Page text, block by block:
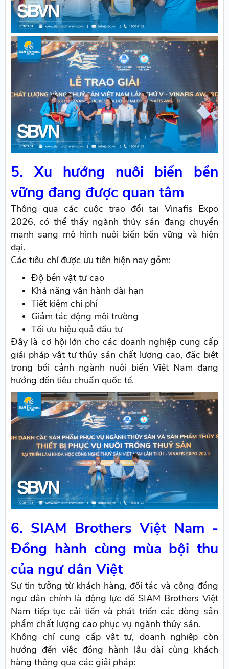
5. Xu hướng nuôi biển bền
vững đang được quan tâm
Thông qua các cuộc trao đổi tại Vinafis Expo
2026, có thể thấy ngành thủy sản đang chuyển
mạnh sang mô hình nuôi biển bền vững và hiện
đại.
Các tiêu chí được ưu tiên hiện nay gồm:
Độ bền vật tư cao
Khả năng vận hành dài hạn
Tiết kiệm chi phí
Giảm tác động môi trường
Tối ưu hiệu quả đầu tư
Đây là cơ hội lớn cho các doanh nghiệp cung cấp
giải pháp vật tư thủy sản chất lượng cao, đặc biệt
trong bối cảnh ngành nuôi biển Việt Nam đang
hướng đến tiêu chuẩn quốc tế.
6. SIAM Brothers Việt Nam -
Đồng hành cùng mùa bội thu
của ngư dân Việt
Sự tin tưởng từ khách hàng, đối tác và cộng đồng
ngư dân chính là động lực để SIAM Brothers Việt
Nam tiếp tục cải tiến và phát triển các dòng sản
phẩm chất lượng cao phục vụ ngành thủy sản.
Không chỉ cung cấp vật tư, doanh nghiệp còn
hướng đến việc đồng hành lâu dài cùng khách
hàng thông qua các giải pháp: